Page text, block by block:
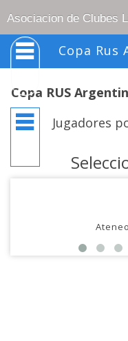
Asociacion de Clubes
Copa Rus
Copa RUS
Jugadores